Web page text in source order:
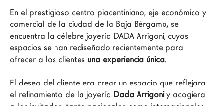
Language
En el prestigioso centro piacentiniano, eje económico y
comercial de la ciudad de la Baja Bérgamo, se
encuentra la célebre joyería DADA Arrigoni, cuyos
espacios se han rediseñado recientemente para
ofrecer a los clientes una experiencia única.
El deseo del cliente era crear un espacio que reflejara
el refinamiento de la joyería Dada Arrigoni y acogiera